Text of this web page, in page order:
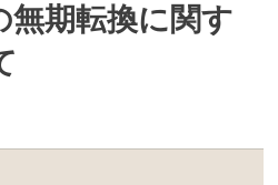
無期転換に関す